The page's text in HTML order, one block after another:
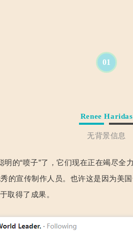
01
Renee Haridas
无背景信息
的“喷子”了，它们现在正在竭尽
的宣传制作人员。也许这是因为美
取得了成果。